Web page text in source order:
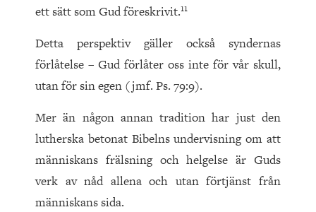
ett sätt som Gud föreskrivit.11
Detta perspektiv gäller också syndernas
förlåtelse – Gud förlåter oss inte för vår skull,
utan för sin egen (jmf. Ps. 79:9).
Mer än någon annan tradition har just den
lutherska betonat Bibelns undervisning om att
människans frälsning och helgelse är Guds
verk av nåd allena och utan förtjänst från
människans sida.